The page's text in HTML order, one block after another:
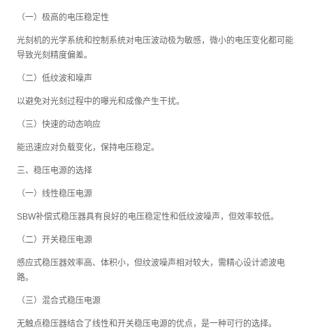
（一）极高的电压稳定性
光刻机的光学系统和控制系统对电压波动极为敏感，微小的电压变化都可能
导致光刻精度偏差。
（二）低纹波和噪声
以避免对光刻过程中的曝光和成像产生干扰。
（三）快速的动态响应
能迅速应对负载变化，保持电压稳定。
三、稳压电源的选择
（一）线性稳压电源
SBW补偿式稳压器具有良好的电压稳定性和低纹波噪声，但效率较低。
（二）开关稳压电源
感应式稳压器效率高、体积小，但纹波噪声相对较大，需精心设计滤波电
路。
（三）混合式稳压电源
无触点稳压器结合了线性和开关稳压电源的优点，是一种可行的选择。